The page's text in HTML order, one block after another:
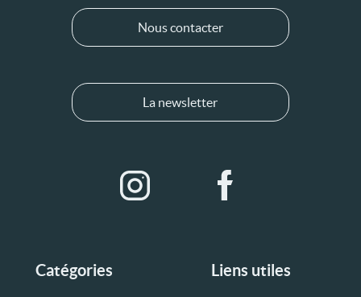
Catégories Liens utiles
Nous contacter
La newsletter